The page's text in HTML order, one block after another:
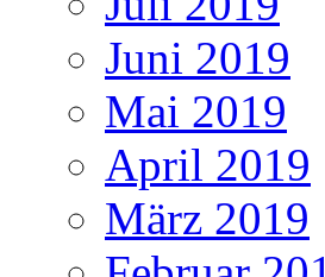
Juni 2019
Mai 2019
April 2019
März 2019